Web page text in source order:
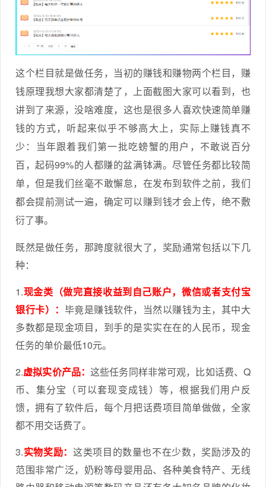
这个栏目就是做任务，当初的赚钱和赚物两个栏目，赚
钱原理我想大家都清楚了，上面截图大家可以看到，也
讲到了来源，没啥难度，这也是很多人喜欢快速简单赚
钱的方式，听起来似乎不够高大上，实际上赚钱真不
少：当年跟着我们第一批吃螃蟹的用户，不敢说百分
百，起码99%的人都赚的盆满钵满。尽管任务都比较简
单，但是我们丝毫不敢懈怠，在发布到软件之前，我们
都会提前测试一遍，确定可以赚到钱才会上传，绝不敷
衍了事。
既然是做任务，那跨度就很大了，奖励通常包括以下几
种：
1.现金类（做完直接收益到自己账户，微信或者支付宝
银行卡）： 毕竟是赚钱软件，当然以赚钱为主，其中大
多数都是现金项目，到手的是实实在在的人民币，现金
任务的单价最低10元。
2.虚拟实价产品： 这些任务同样非常可观，比如话费、Q
币、集分宝（可以套现变成钱）等，根据我们用户反
馈，拥有了软件后，每个月把话费项目简单做做，全家
都不用交话费了。
3.实物奖励： 这类项目的数量也不在少数，奖励涉及的
范围非常广泛，奶粉等母婴用品、各种美食特产、无线